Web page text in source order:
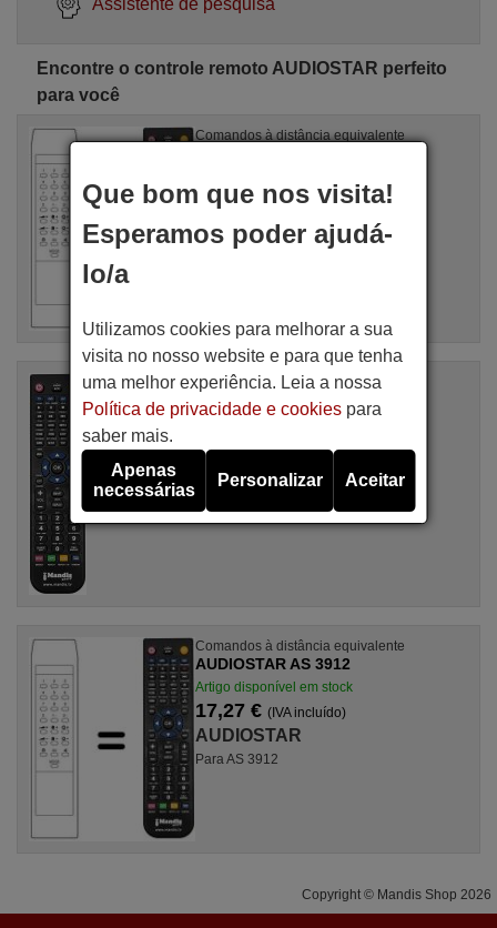
Assistente de pesquisa
Encontre o controle remoto AUDIOSTAR perfeito
para você
Comandos à distância equivalente
17,27 € (IVA incluído)
AUDIOSTAR
Comandos à distância equivalente
AUDIOSTAR AS 3912 II
Artigo disponível em stock
17,27 €(IVA incluído)
AUDIOSTAR
Para AS 3912 II
Comandos à distância equivalente
AUDIOSTAR AS 3912
Artigo disponível em stock
17,27 € (IVA incluído)
AUDIOSTAR
Para AS 3912
Copyright © Mandis Shop 2026
Que bom que nos visita!
Esperamos poder ajudá-
lo/a
Utilizamos cookies para melhorar a sua
visita no nosso website e para que tenha
uma melhor experiência. Leia a nossa
Política de privacidade e cookiespara
saber mais.
Apenas
necessárias
Personalizar Aceitar